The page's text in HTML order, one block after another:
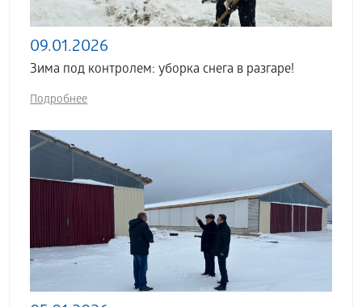
09.01.2026
Зима под контролем: уборка снега в разгаре!
Подробнее